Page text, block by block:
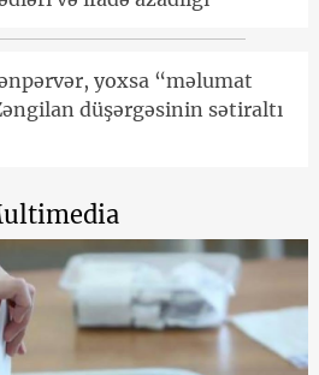
yoxsa “məlumat
düşərgəsinin sətiraltı